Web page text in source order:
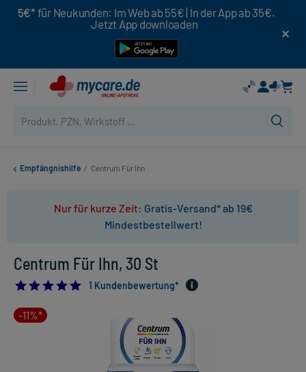
5€* für Neukunden: Im Web ab 55€ | In der App ab 35€.
Jetzt App downloaden
Empfängnishilfe / Centrum Für Ihn
Nur für kurze Zeit: Gratis-Versand* ab 19€
Mindestbestellwert!
Centrum Für Ihn, 30 St
5.01 Kundenbewertung*
-11%*